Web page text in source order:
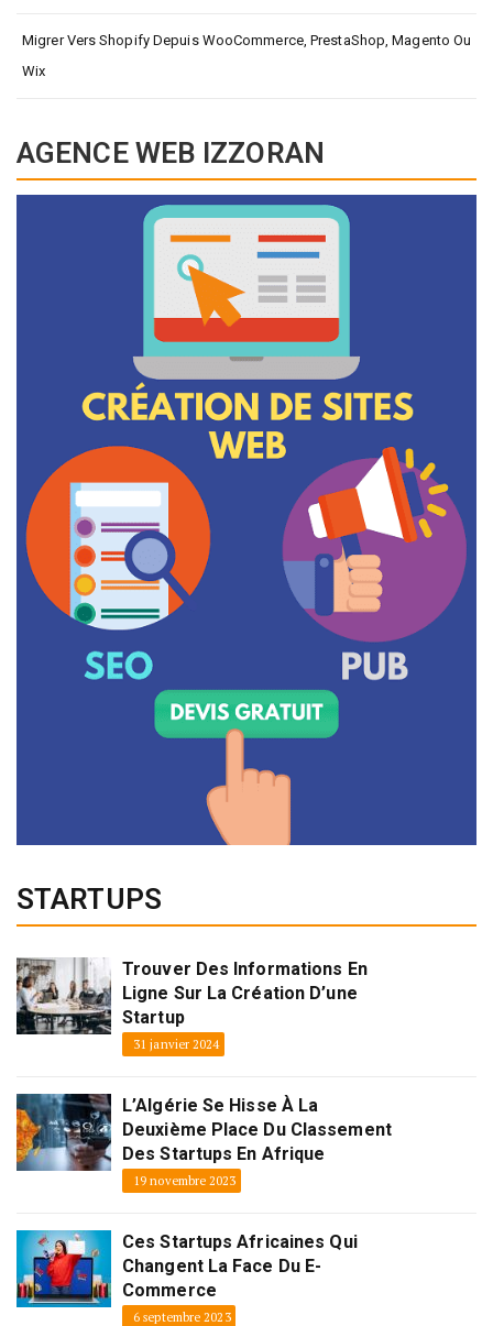
Migrer Vers Shopify Depuis WooCommerce, PrestaShop, Magento Ou
Wix
AGENCE WEB IZZORAN
STARTUPS
Trouver Des Informations En
Ligne Sur La Création D’une
Startup
31 janvier 2024
L’Algérie Se Hisse À La
Deuxième Place Du Classement
Des Startups En Afrique
19 novembre 2023
Ces Startups Africaines Qui
Changent La Face Du E-
Commerce
6 septembre 2023